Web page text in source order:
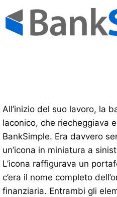
All’inizio del suo lavoro, la
laconico, che riecheggiava
BankSimple. Era davvero
un’icona in miniatura a
L’icona raffigurava un
c’era il nome completo
finanziaria. Entrambi gli